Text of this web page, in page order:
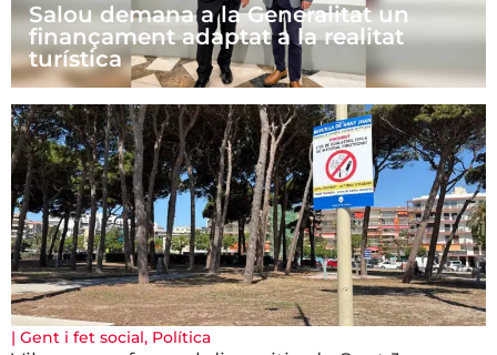
Salou demana a la Generalitat un
finançament adaptat a la realitat
turística
| Gent i fet social, Política